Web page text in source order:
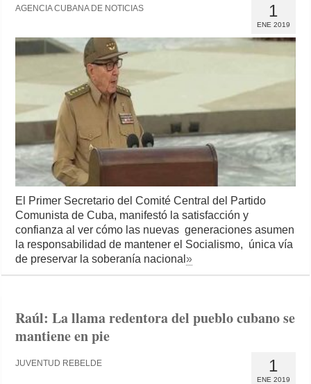
1
ENE 2019
AGENCIA CUBANA DE NOTICIAS
El Primer Secretario del Comité Central del Partido
Comunista de Cuba, manifestó la satisfacción y
confianza al ver cómo las nuevas generaciones asumen
la responsabilidad de mantener el Socialismo, única vía
de preservar la soberanía nacional»
Raúl: La llama redentora del pueblo cubano se
mantiene en pie
1
ENE 2019
JUVENTUD REBELDE